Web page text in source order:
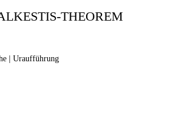
THEOREM
| Uraufführung